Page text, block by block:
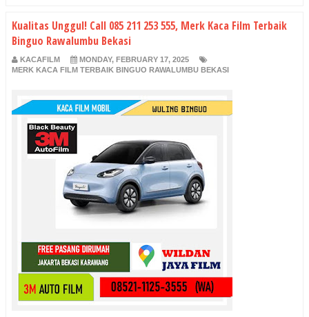
Kualitas Unggul! Call 085 211 253 555, Merk Kaca Film Terbaik
Binguo Rawalumbu Bekasi
KACAFILM
MONDAY, FEBRUARY 17, 2025
MERK KACA FILM TERBAIK BINGUO RAWALUMBU BEKASI